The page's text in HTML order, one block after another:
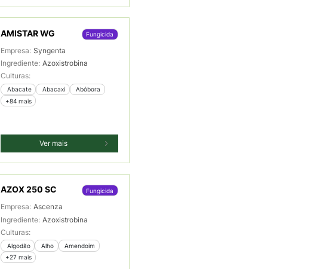
AMISTAR WG Fungicida
Empresa: Syngenta
Ingrediente: Azoxistrobina
Culturas:
Abacate Abacaxi
Abóbora
+84 mais
Ver mais
AZOX 250 SC Fungicida
Empresa: Ascenza
Ingrediente: Azoxistrobina
Culturas:
Algodão Alho
Amendoim
+27 mais